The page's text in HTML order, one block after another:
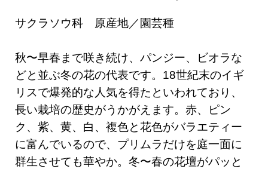
サクラソウ科 原産地／園芸種
秋〜早春まで咲き続け、パンジー、ビオラな
どと並ぶ冬の花の代表です。18世紀末のイギ
リスで爆発的な人気を得たといわれており、
長い栽培の歴史がうかがえます。赤、ピン
ク、紫、黄、白、複色と花色がバラエティー
に富んでいるので、プリムラだけを庭一面に
群生させても華やか。冬〜春の花壇がパッと